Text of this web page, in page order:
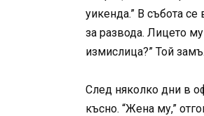
уикенда.” В събота
за развода. Лицето
измислица?” Той
След няколко дни в
късно. “Жена му,”